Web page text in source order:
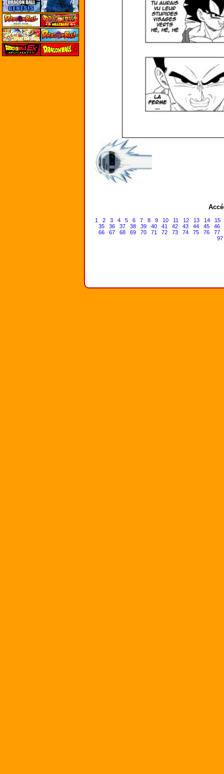
1 2 3 4 5 6 7 8 9 10 11 12 13 14
15
35
36 37 38 39 40 41 42 43 44 45
46
66
67 68 69 70 71 72 73 74 75 76
77
97